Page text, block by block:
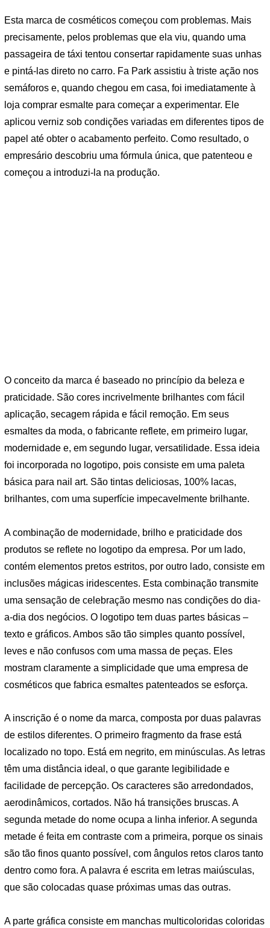
Esta marca de cosméticos começou com problemas. Mais
precisamente, pelos problemas que ela viu, quando uma
passageira de táxi tentou consertar rapidamente suas unhas
e pintá-las direto no carro. Fa Park assistiu à triste ação nos
semáforos e, quando chegou em casa, foi imediatamente à
loja comprar esmalte para começar a experimentar. Ele
aplicou verniz sob condições variadas em diferentes tipos de
papel até obter o acabamento perfeito. Como resultado, o
empresário descobriu uma fórmula única, que patenteou e
começou a introduzi-la na produção.
O conceito da marca é baseado no princípio da beleza e
praticidade. São cores incrivelmente brilhantes com fácil
aplicação, secagem rápida e fácil remoção. Em seus
esmaltes da moda, o fabricante reflete, em primeiro lugar,
modernidade e, em segundo lugar, versatilidade. Essa ideia
foi incorporada no logotipo, pois consiste em uma paleta
básica para nail art. São tintas deliciosas, 100% lacas,
brilhantes, com uma superfície impecavelmente brilhante.
A combinação de modernidade, brilho e praticidade dos
produtos se reflete no logotipo da empresa. Por um lado,
contém elementos pretos estritos, por outro lado, consiste em
inclusões mágicas iridescentes. Esta combinação transmite
uma sensação de celebração mesmo nas condições do dia-
a-dia dos negócios. O logotipo tem duas partes básicas –
texto e gráficos. Ambos são tão simples quanto possível,
leves e não confusos com uma massa de peças. Eles
mostram claramente a simplicidade que uma empresa de
cosméticos que fabrica esmaltes patenteados se esforça.
A inscrição é o nome da marca, composta por duas palavras
de estilos diferentes. O primeiro fragmento da frase está
localizado no topo. Está em negrito, em minúsculas. As letras
têm uma distância ideal, o que garante legibilidade e
facilidade de percepção. Os caracteres são arredondados,
aerodinâmicos, cortados. Não há transições bruscas. A
segunda metade do nome ocupa a linha inferior. A segunda
metade é feita em contraste com a primeira, porque os sinais
são tão finos quanto possível, com ângulos retos claros tanto
dentro como fora. A palavra é escrita em letras maiúsculas,
que são colocadas quase próximas umas das outras.
A parte gráfica consiste em manchas multicoloridas coloridas